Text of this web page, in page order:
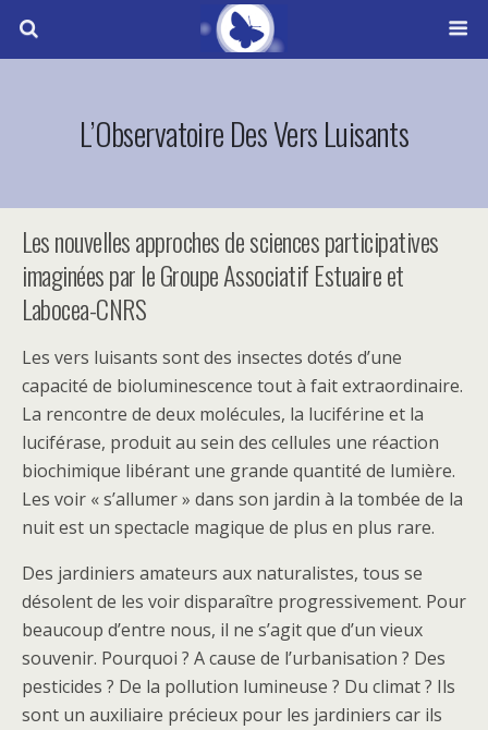
L’Observatoire Des Vers Luisants
Les nouvelles approches de sciences participatives
imaginées par le Groupe Associatif Estuaire et
Labocea-CNRS
Les vers luisants sont des insectes dotés d’une
capacité de bioluminescence tout à fait extraordinaire.
La rencontre de deux molécules, la luciférine et la
luciférase, produit au sein des cellules une réaction
biochimique libérant une grande quantité de lumière.
Les voir « s’allumer » dans son jardin à la tombée de la
nuit est un spectacle magique de plus en plus rare.
Des jardiniers amateurs aux naturalistes, tous se
désolent de les voir disparaître progressivement. Pour
beaucoup d’entre nous, il ne s’agit que d’un vieux
souvenir. Pourquoi ? A cause de l’urbanisation ? Des
pesticides ? De la pollution lumineuse ? Du climat ? Ils
sont un auxiliaire précieux pour les jardiniers car ils